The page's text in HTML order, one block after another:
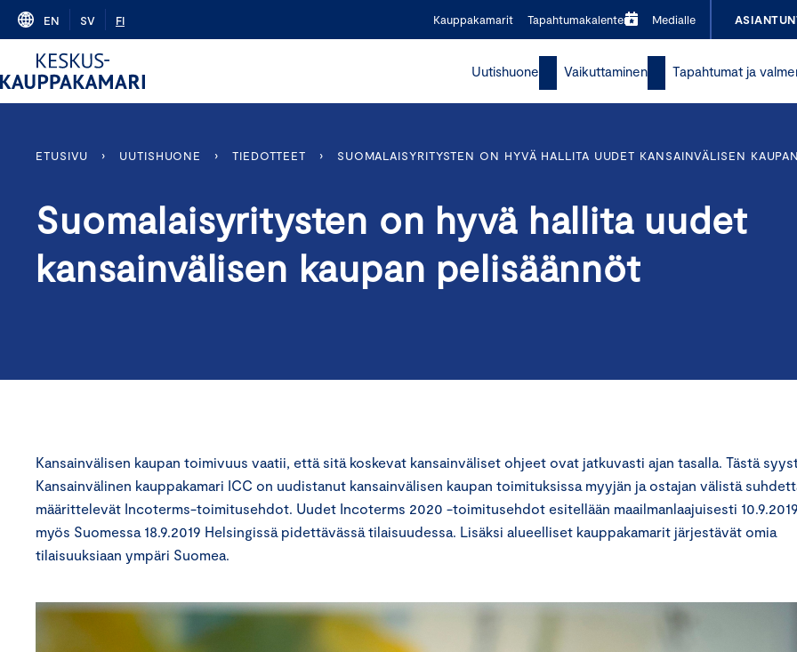
Skip
content
EN SV FI Kauppakamarit Tapahtumakalenteri Medialle
Uutishuone Vaikuttaminen Tapahtumat ja
ETUSIVU › UUTISHUONE › TIEDOTTEET › SUOMALAISYRITYSTEN ON HYVÄ HALLITA UUDET KANSAINVÄLISEN
Suomalaisyritysten on hyvä hallita uudet
kansainvälisen kaupan pelisäännöt
Kansainvälisen kaupan toimivuus vaatii, että sitä koskevat kansainväliset ohjeet ovat jatkuvasti ajan tasalla. Tästä
Kansainvälinen kauppakamari ICC on uudistanut kansainvälisen kaupan toimituksissa myyjän ja ostajan välistä
määrittelevät Incoterms-toimitusehdot. Uudet Incoterms 2020 -toimitusehdot esitellään maailmanlaajuisesti
myös Suomessa 18.9.2019 Helsingissä pidettävässä tilaisuudessa. Lisäksi alueelliset kauppakamarit järjestävät omia
tilaisuuksiaan ympäri Suomea.